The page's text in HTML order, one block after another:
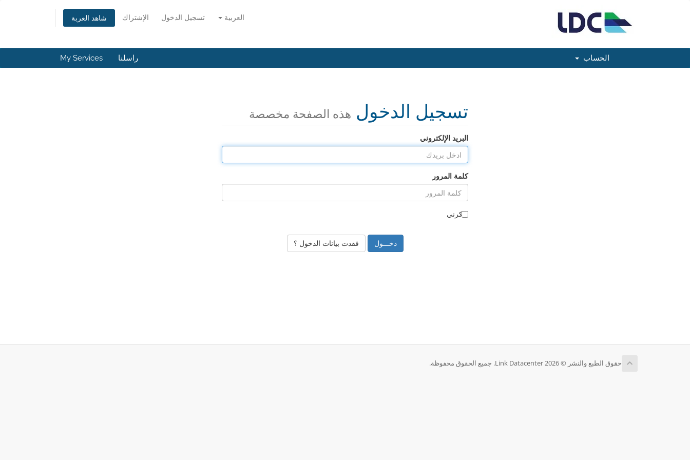
العربية تسجيل الدخول الإشتراك شاهد العربة
My Services راسلنا الحساب
تسجيل الدخول هذه الصفحة مخصصة
البريد الإلكتروني
كلمة المرور
تذكرني
فقدت بيانات الدخول ؟
حقوق الطبع والنشر © 2026 Link Datacenter. جميع الحقوق محفوظة.